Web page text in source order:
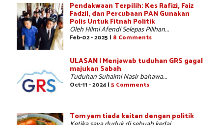
Pendakwaan Terpilih: Kes Rafizi, Faiz
Fadzil, dan Percubaan PAN Gunakan
Polis Untuk Fitnah Politik
Oleh Hilmi Afendi Selepas Pilihan...
Feb-02 - 2025 | 8 Comments
ULASAN | Menjawab tuduhan GRS gagal
majukan Sabah
Tuduhan Suhaimi Nasir bahawa...
Oct-11 - 2024 | 5 Comments
Tom yam tiada kaitan dengan politik